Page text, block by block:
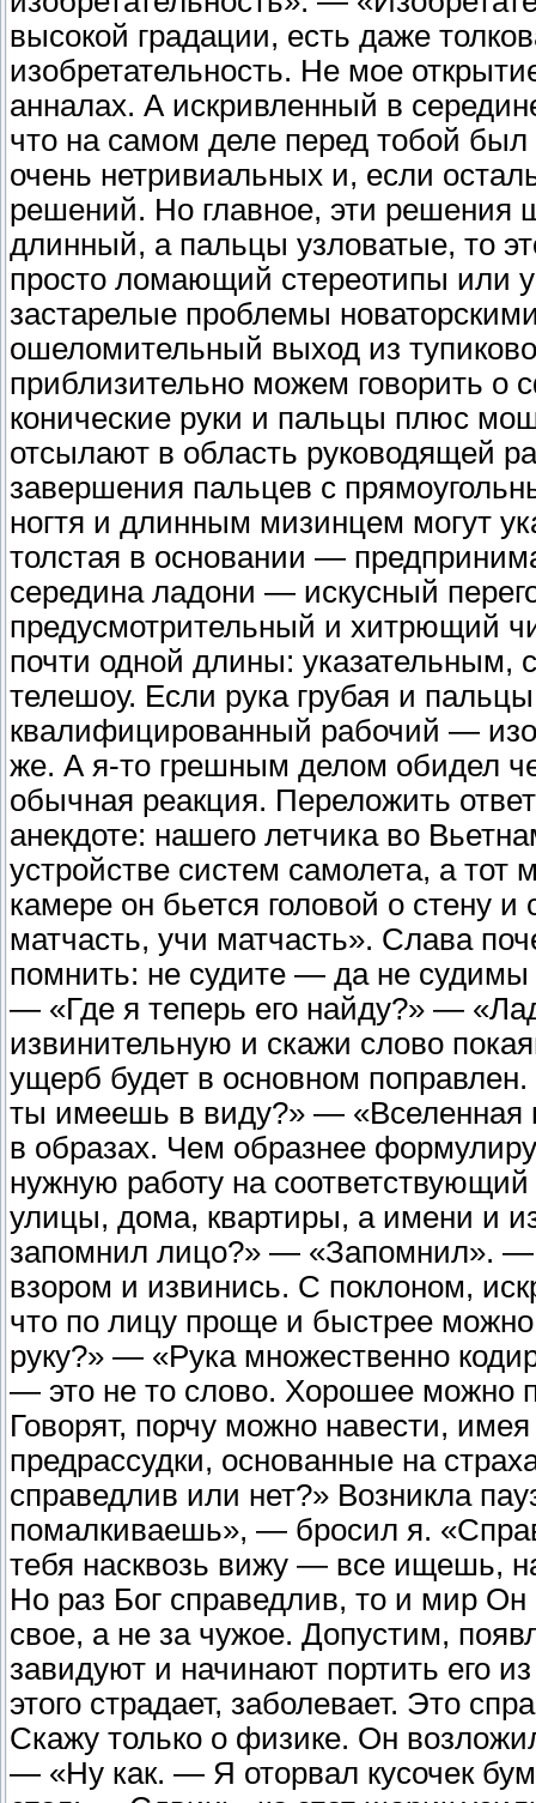
высокой градации, есть даже
изобретательность. Не мое
анналах. А искривленный в
что на самом деле перед тобой
очень нетривиальных и, если
решений. Но главное, эти решения
длинный, а пальцы узловатые, то
просто ломающий стереотипы
застарелые проблемы
ошеломительный выход из
приблизительно можем говорить
конические руки и пальцы плюс
отсылают в область руководящей
завершения пальцев с
ногтя и длинным мизинцем могут
толстая в основании —
середина ладони — искусный
предусмотрительный и хитрющий
почти одной длины:
телешоу. Если рука грубая и
квалифицированный рабочий —
же. А я-то грешным делом обидел
обычная реакция. Переложить
анекдоте: нашего летчика во
устройстве систем самолета, а тот
камере он бьется головой о стену
матчасть, учи матчасть». Слава
помнить: не судите — да не
— «Где я теперь его найду?» —
извинительную и скажи слово
ущерб будет в основном
ты имеешь в виду?» —
в образах. Чем образнее
нужную работу на
улицы, дома, квартиры, а имени и
запомнил лицо?» — «Запомнил». —
взором и извинись. С поклоном,
что по лицу проще и быстрее
руку?» — «Рука множественно
— это не то слово. Хорошее можно
Говорят, порчу можно навести,
предрассудки, основанные на
справедлив или нет?» Возникла
помалкиваешь», — бросил я.
тебя насквозь вижу — все ищешь,
Но раз Бог справедлив, то и мир
свое, а не за чужое. Допустим,
завидуют и начинают портить его
этого страдает, заболевает. Это
Скажу только о физике. Он
— «Ну как. — Я оторвал кусочек